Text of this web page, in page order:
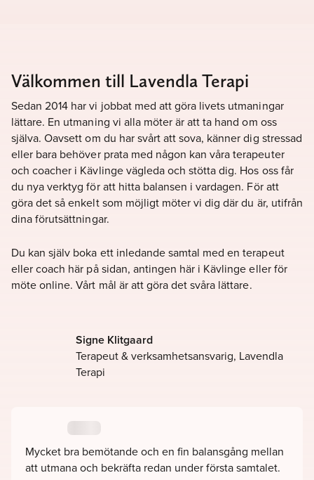
Välkommen till Lavendla Terapi
Sedan 2014 har vi jobbat med att göra livets utmaningar
lättare. En utmaning vi alla möter är att ta hand om oss
själva. Oavsett om du har svårt att sova, känner dig stressad
eller bara behöver prata med någon kan våra terapeuter
och coacher i Kävlinge vägleda och stötta dig. Hos oss får
du nya verktyg för att hitta balansen i vardagen. För att
göra det så enkelt som möjligt möter vi dig där du är, utifrån
dina förutsättningar.
Du kan själv boka ett inledande samtal med en terapeut
eller coach här på sidan, antingen här i Kävlinge eller för
möte online. Vårt mål är att göra det svåra lättare.
Signe Klitgaard
Terapeut & verksamhetsansvarig, Lavendla
Terapi
Mycket bra bemötande och en fin balansgång mellan
att utmana och bekräfta redan under första samtalet.